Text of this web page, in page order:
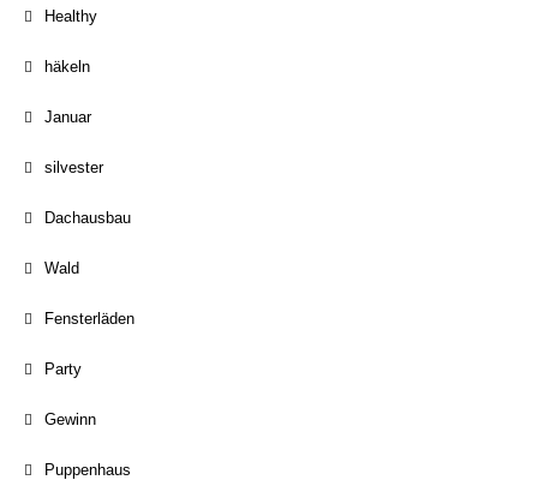
Healthy
häkeln
Januar
silvester
Dachausbau
Wald
Fensterläden
Party
Gewinn
Puppenhaus